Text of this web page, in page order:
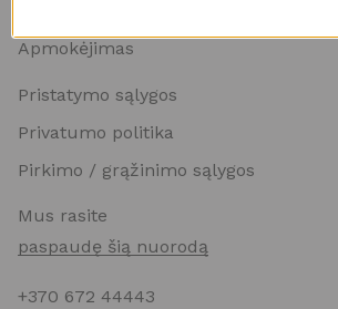
Apmokėjimas
Pristatymo sąlygos
Privatumo politika
Pirkimo / grąžinimo sąlygos
Mus rasite
paspaudę šią nuorodą
+370 672 44443